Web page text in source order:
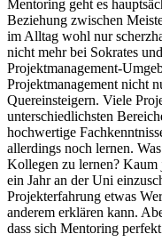
Mentoring geht es
Beziehung zwischen
im Alltag wohl nur
nicht mehr bei Sokrates
Projektmanagement-
Projektmanagement nicht
Quereinsteigern. Viele
unterschiedlichsten
hochwertige
allerdings noch lernen.
Kollegen zu lernen?
ein Jahr an der Uni
Projekterfahrung etwas
anderem erklären kann.
dass sich Mentoring